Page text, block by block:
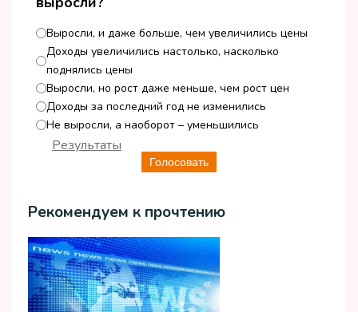
Выросли, и даже больше, чем увеличились цены
Доходы увеличились настолько, насколько
поднялись цены
Выросли, но рост даже меньше, чем рост цен
Доходы за последний год не изменились
Не выросли, а наоборот – уменьшились
Голосовать
Результаты
Рекомендуем к прочтению